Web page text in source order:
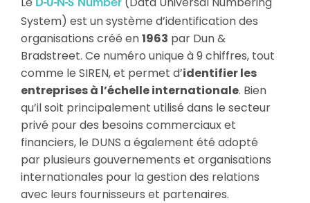
D-U-N-S Number
System) est un système d’identification des
organisations créé en1963 par Dun &
Bradstreet. Ce numéro unique à 9 chiffres, tout
comme le SIREN, et permet d’identifier les
entreprises à l’échelle internationale. Bien
qu’il soit principalement utilisé dans le secteur
privé pour des besoins commerciaux et
financiers, le DUNS a également été adopté
par plusieurs gouvernements et organisations
internationales pour la gestion des relations
avec leurs fournisseurs et partenaires.